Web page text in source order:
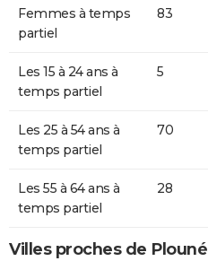
Femmes à temps
partiel
83
Les 15 à 24 ans à
temps partiel
5
Les 25 à 54 ans à
temps partiel
70
Les 55 à 64 ans à
temps partiel
28
Villes proches de